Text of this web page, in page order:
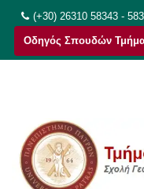
στο
περιεχόμενο
(+30) 26310 58343 -
Οδηγός Σπουδών